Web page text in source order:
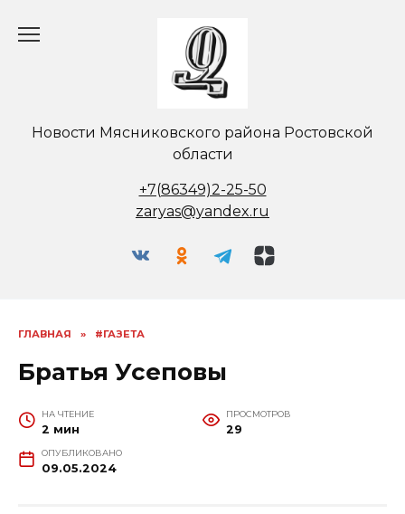
Новости Мясниковского района Ростовской
области
+7(86349)2-25-50
zaryas@yandex.ru
ГЛАВНАЯ » #ГАЗЕТА
Братья Усеповы
НА ЧТЕНИЕ
2 мин
ПРОСМОТРОВ
29
ОПУБЛИКОВАНО
09.05.2024